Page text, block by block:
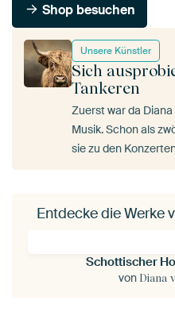
Unsere Künstler
Sich
Tankeren
Zuerst war da
Musik. Schon als
sie zu den
Shop besuchen
Entdecke die Werke
Schottischer
von Diana